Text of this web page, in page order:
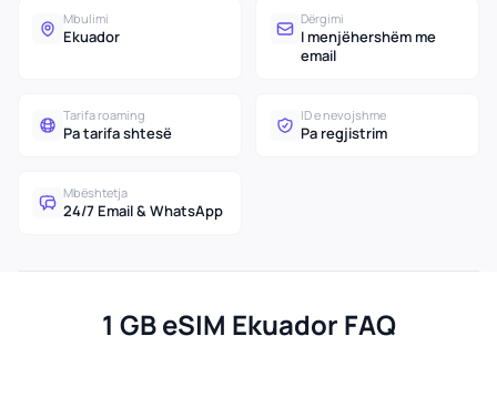
Mbulimi
Ekuador
Dërgimi
I menjëhershëm me
email
Tarifa roaming
Pa tarifa shtesë
ID e nevojshme
Pa regjistrim
Mbështetja
24/7 Email & WhatsApp
1 GB eSIM Ekuador FAQ